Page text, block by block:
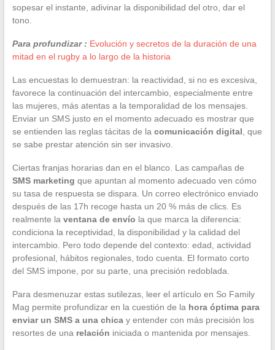
sopesar el instante, adivinar la disponibilidad del otro, dar el
tono.
Para profundizar : Evolución y secretos de la duración de una
mitad en el rugby a lo largo de la historia
Las encuestas lo demuestran: la reactividad, si no es excesiva,
favorece la continuación del intercambio, especialmente entre
las mujeres, más atentas a la temporalidad de los mensajes.
Enviar un SMS justo en el momento adecuado es mostrar que
se entienden las reglas tácitas de la comunicación digital , que
se sabe prestar atención sin ser invasivo.
Ciertas franjas horarias dan en el blanco. Las campañas de
SMS marketing que apuntan al momento adecuado ven cómo
su tasa de respuesta se dispara. Un correo electrónico enviado
después de las 17h recoge hasta un 20 % más de clics. Es
realmente la ventana de envío la que marca la diferencia:
condiciona la receptividad, la disponibilidad y la calidad del
intercambio. Pero todo depende del contexto: edad, actividad
profesional, hábitos regionales, todo cuenta. El formato corto
del SMS impone, por su parte, una precisión redoblada.
Para desmenuzar estas sutilezas, leer el artículo en So Family
Mag permite profundizar en la cuestión de la hora óptima para
enviar un SMS a una chicay entender con más precisión los
resortes de una relación iniciada o mantenida por mensajes.